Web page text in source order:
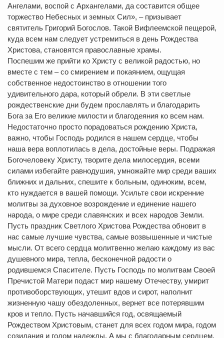
Ангелами, воспой с Архангелами, да составится общее
торжество Небесных и земных Сил», – призывает
святитель Григорий Богослов. Такой Вифлеемской пещерой,
куда всем нам следует устремиться в день Рождества
Христова, становятся православные храмы.
Поспешим же прийти ко Христу с великой радостью, но
вместе с тем – со смирением и покаянием, ощущая
собственное недостоинство в отношении того
удивительного дара, который обрели. В эти светлые
рождественские дни будем прославлять и благодарить
Бога за Его великие милости и благодеяния ко всем нам.
Недостаточно просто порадоваться рождению Христа,
важно, чтобы Господь родился в нашем сердце, чтобы
наша вера воплотилась в дела, достойные веры. Подражая
Богочеловеку Христу, творите дела милосердия, всеми
силами избегайте равнодушия, умножайте мир среди ваших
ближних и дальних, спешите к больным, одиноким, всем,
кто нуждается в вашей помощи. Усильте свои искренние
молитвы за духовное возрождение и единение нашего
народа, о мире среди славянских и всех народов Земли.
Пусть праздник Светлого Христова Рождества обновит в
нас самые лучшие чувства, самые возвышенные и чистые
мысли. От всего сердца молитвенно желаю каждому из вас
душевного мира, тепла, бесконечной радости о
родившемся Спасителе. Пусть Господь по молитвам Своей
Пречистой Матери подаст мир нашему Отечеству, умирит
противоборствующих, утешит вдов и сирот, наполнит
жизненную чашу обездоленных, вернет все потерявшим
кров и тепло. Пусть начавшийся год, освящаемый
Рождеством Христовым, станет для всех годом мира, годом
созидания и годом надежды. А мы с благодарным сердцем,